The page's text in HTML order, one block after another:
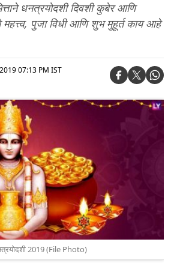
धनत्रयोदशी दिवशी कुबेर आणि
पुजा विधी आणि शुभ मुहूर्त काय आहे
07:13 PM IST
2019 (File Photo)